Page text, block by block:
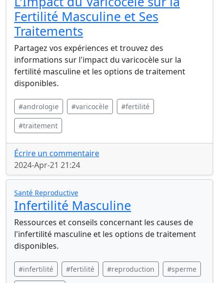
Fertilité Masculine et Ses
Traitements
Partagez vos expériences et trouvez des
informations sur l'impact du varicocèle sur la
fertilité masculine et les options de traitement
disponibles.
#andrologie #varicocèle #fertilité
#traitement
Écrire un commentaire
2024-Apr-21 21:24
Santé Reproductive
Infertilité Masculine
Ressources et conseils concernant les causes de
l'infertilité masculine et les options de traitement
disponibles.
#infertilité #fertilité #reproduction #sperme